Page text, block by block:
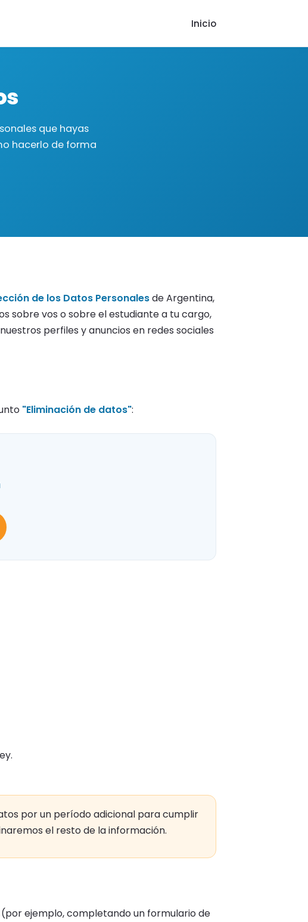
Inicio
que hayas
hacerlo de forma
de los Datos Personalesde Argentina,
sobre vos o sobre el estudiante a tu cargo,
perfiles y anuncios en redes sociales
"Eliminación de datos":
por un período adicional para cumplir
el resto de la información.
ejemplo, completando un formulario de